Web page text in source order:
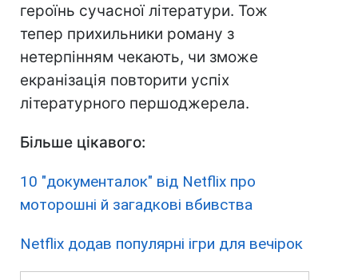
героїнь сучасної літератури. Тож
тепер прихильники роману з
нетерпінням чекають, чи зможе
екранізація повторити успіх
літературного першоджерела.
Більше цікавого:
10 "документалок" від Netflix про
моторошні й загадкові вбивства
Netflix додав популярні ігри для вечірок